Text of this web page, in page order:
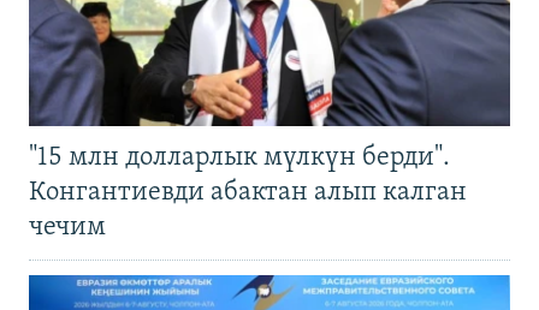
"15 млн долларлык мүлкүн берди".
Конгантиевди абактан алып калган
чечим